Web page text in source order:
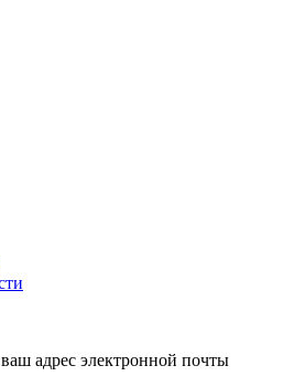
адрес электронной почты